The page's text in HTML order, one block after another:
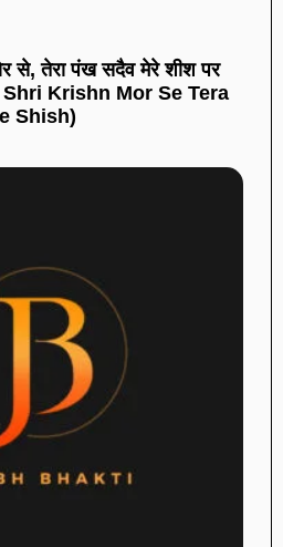
से, तेरा पंख सदैव मेरे शीश पर
Shri Krishn Mor Se Tera
Shish)